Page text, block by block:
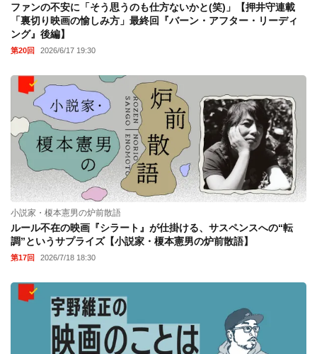
ファンの不安に「そう思うのも仕方ないかと(笑)」【押井守連載
「裏切り映画の愉しみ方」最終回『バーン・アフター・リーディ
ング』後編】
第20回 2026/6/17 19:30
小説家・榎本憲男の炉前散語
ルール不在の映画『シラート』が仕掛ける、サスペンスへの“転
調”というサプライズ【小説家・榎本憲男の炉前散語】
第17回 2026/7/18 18:30